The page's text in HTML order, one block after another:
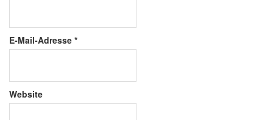
E-Mail-Adresse *
Website